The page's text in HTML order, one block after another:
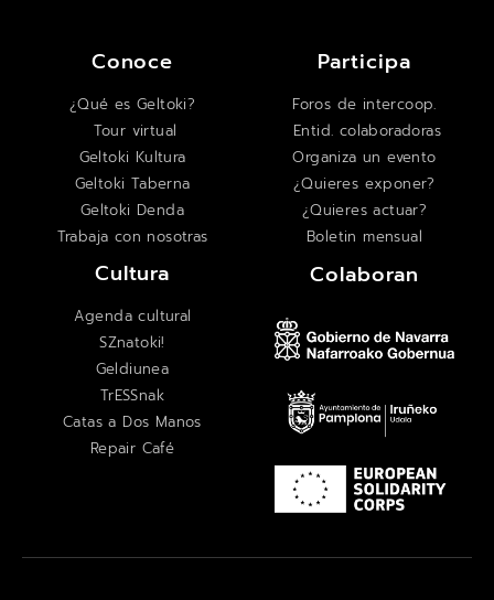
Conoce
¿Qué es Geltoki?
Tour virtual
Geltoki Kultura
Geltoki Taberna
Geltoki Denda
Trabaja con nosotras
Participa
Foros de intercoop.
Entid. colaboradoras
Organiza un evento
¿Quieres exponer?
¿Quieres actuar?
Boletin mensual
Cultura
Agenda cultural
SZnatoki!
Geldiunea
TrESSnak
Catas a Dos Manos
Repair Café
Colaboran